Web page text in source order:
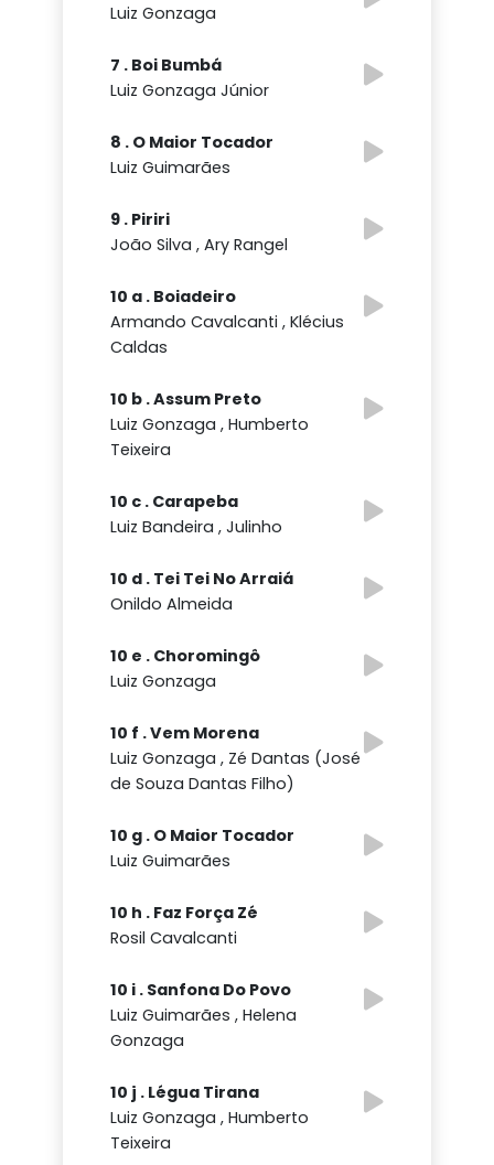
Luiz Gonzaga
7 . Boi Bumbá
Luiz Gonzaga Júnior
8 . O Maior Tocador
Luiz Guimarães
9 . Piriri
João Silva , Ary Rangel
10 a . Boiadeiro
Armando Cavalcanti , Klécius
Caldas
10 b . Assum Preto
Luiz Gonzaga , Humberto
Teixeira
10 c . Carapeba
Luiz Bandeira , Julinho
10 d . Tei Tei No Arraiá
Onildo Almeida
10 e . Choromingô
Luiz Gonzaga
10 f . Vem Morena
Luiz Gonzaga , Zé Dantas (José
de Souza Dantas Filho)
10 g . O Maior Tocador
Luiz Guimarães
10 h . Faz Força Zé
Rosil Cavalcanti
10 i . Sanfona Do Povo
Luiz Guimarães , Helena
Gonzaga
10 j . Légua Tirana
Luiz Gonzaga , Humberto
Teixeira